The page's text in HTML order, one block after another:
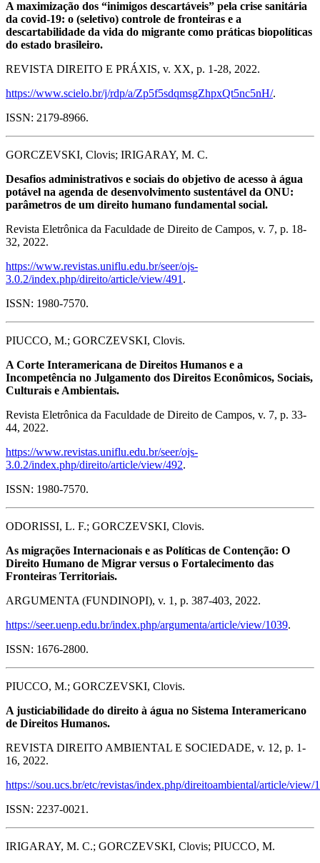
A maximização dos “inimigos descartáveis” pela crise sanitária
da covid-19: o (seletivo) controle de fronteiras e a
descartabilidade da vida do migrante como práticas biopolíticas
do estado brasileiro.
REVISTA DIREITO E PRÁXIS, v. XX, p. 1-28, 2022.
https://www.scielo.br/j/rdp/a/Zp5f5sdqmsgZhpxQt5nc5nH/.
ISSN: 2179-8966.
GORCZEVSKI, Clovis; IRIGARAY, M. C.
Desafios administrativos e sociais do objetivo de acesso à água
potável na agenda de desenvolvimento sustentável da ONU:
parâmetros de um direito humano fundamental social.
Revista Eletrônica da Faculdade de Direito de Campos, v. 7, p. 18-
32, 2022.
https://www.revistas.uniflu.edu.br/seer/ojs-
3.0.2/index.php/direito/article/view/491 .
ISSN: 1980-7570.
PIUCCO, M.; GORCZEVSKI, Clovis.
A Corte Interamericana de Direitos Humanos e a
Incompetência no Julgamento dos Direitos Econômicos, Sociais,
Culturais e Ambientais.
Revista Eletrônica da Faculdade de Direito de Campos, v. 7, p. 33-
44, 2022.
https://www.revistas.uniflu.edu.br/seer/ojs-
3.0.2/index.php/direito/article/view/492.
ISSN: 1980-7570.
ODORISSI, L. F.; GORCZEVSKI, Clovis.
As migrações Internacionais e as Políticas de Contenção: O
Direito Humano de Migrar versus o Fortalecimento das
Fronteiras Territoriais.
ARGUMENTA (FUNDINOPI), v. 1, p. 387-403, 2022.
https://seer.uenp.edu.br/index.php/argumenta/article/view/1039.
ISSN: 1676-2800.
PIUCCO, M.; GORCZEVSKI, Clovis.
A justiciabilidade do direito à água no Sistema Interamericano
de Direitos Humanos.
REVISTA DIREITO AMBIENTAL E SOCIEDADE, v. 12, p. 1-
16, 2022.
https://sou.ucs.br/etc/revistas/index.php/direitoambiental/article/view/
ISSN: 2237-0021.
IRIGARAY, M. C.; GORCZEVSKI, Clovis; PIUCCO, M.